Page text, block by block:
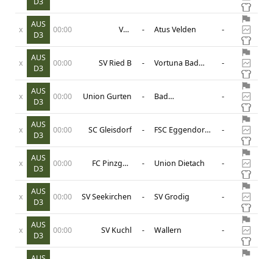
x
AUS
D3
00:00
VST
- Atus Velden -
x
AUS
D3
00:00 SV Ried B -
Vortuna Bad
-
x
AUS
D3
00:00 Union Gurten -
Bad
-
x
AUS
D3
00:00 SC Gleisdorf -
FSC Eggendorf
-
x
AUS
D3
00:00
FC Pinzgau
- Union Dietach -
x
AUS
D3
00:00 SV Seekirchen - SV Grodig -
x
AUS
D3
00:00 SV Kuchl - Wallern -